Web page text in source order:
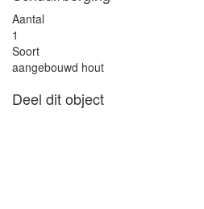
Aantal
1
Soort
aangebouwd hout
Deel dit object